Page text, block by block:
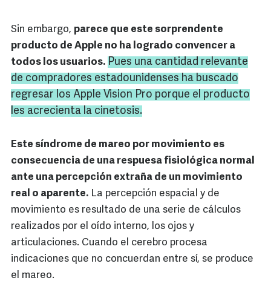
Sin embargo, parece que este sorprendente
producto de Apple no ha logrado convencer a
todos los usuarios. Pues una cantidad relevante
de compradores estadounidenses ha buscado
regresar los Apple Vision Pro porque el producto
les acrecienta la cinetosis.
Este síndrome de mareo por movimiento es
consecuencia de una respuesa fisiológica normal
ante una percepción extraña de un movimiento
real o aparente. La percepción espacial y de
movimiento es resultado de una serie de cálculos
realizados por el oído interno, los ojos y
articulaciones. Cuando el cerebro procesa
indicaciones que no concuerdan entre sí, se produce
el mareo.